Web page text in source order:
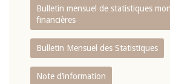
Bulletin mensuel de statistiques
financières
Bulletin Mensuel des Statistiques
Note d’information